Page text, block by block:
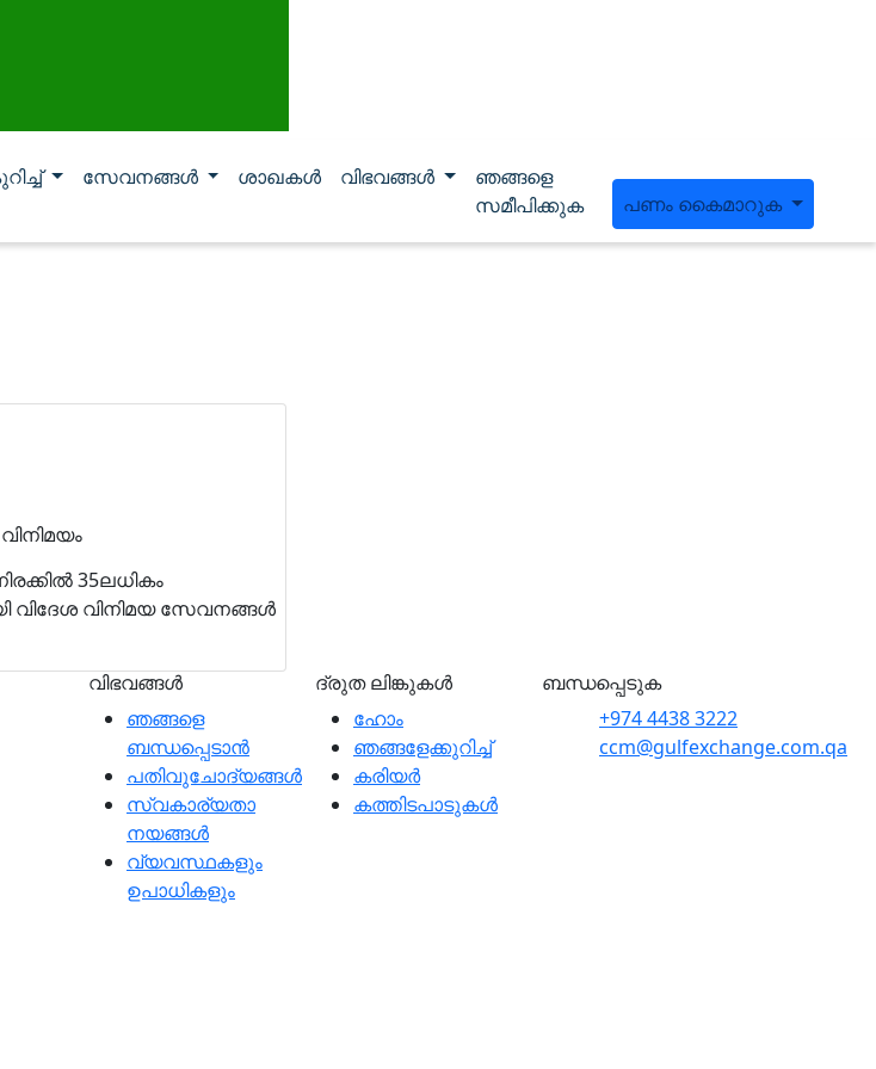
സേവനങ്ങള്‍ ശാഖകള്‍ വിഭവങ്ങൾ
ഞങ്ങളെ
സമീപിക്കുക
പണം കൈമാറുക
35ലധികം
വിദേശ വിനിമയ സേവനങ്ങള്‍
വിഭവങ്ങൾ
ഞങ്ങളെ
ബന്ധപ്പെടാന്‍
പതിവുചോദ്യങ്ങൾ
സ്വകാര്യതാ
നയങ്ങള്‍
വ്യവസ്ഥകളും
ഉപാധികളും
ദ്രുത ലിങ്കുകൾ
ഹോം
ഞങ്ങളേക്കുറിച്ച്
കരിയർ
കത്തിടപാടുകൾ
ബന്ധപ്പെടുക
+974 4438 3222
ccm@gulfexchange.com.qa